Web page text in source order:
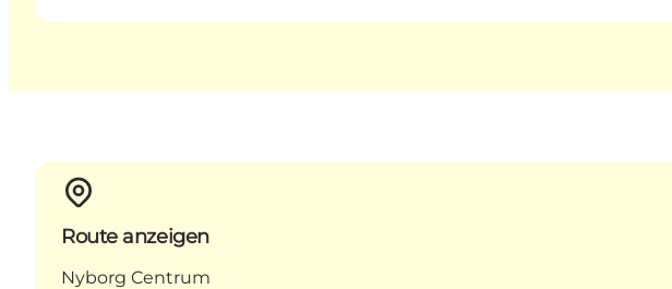
Route anzeigen
Nyborg Centrum